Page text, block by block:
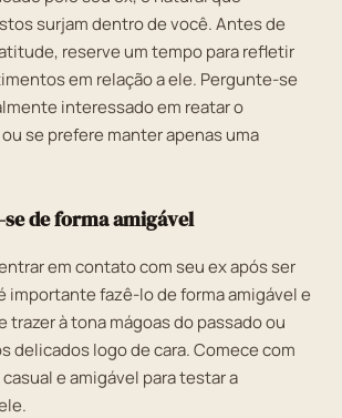
surjam dentro de você. Antes de
reserve um tempo para refletir
em relação a ele. Pergunte-se
interessado em reatar o
se prefere manter apenas uma
de forma amigável
em contato com seu ex após ser
importante fazê-lo de forma amigável e
trazer à tona mágoas do passado ou
delicados logo de cara. Comece com
e amigável para testar a